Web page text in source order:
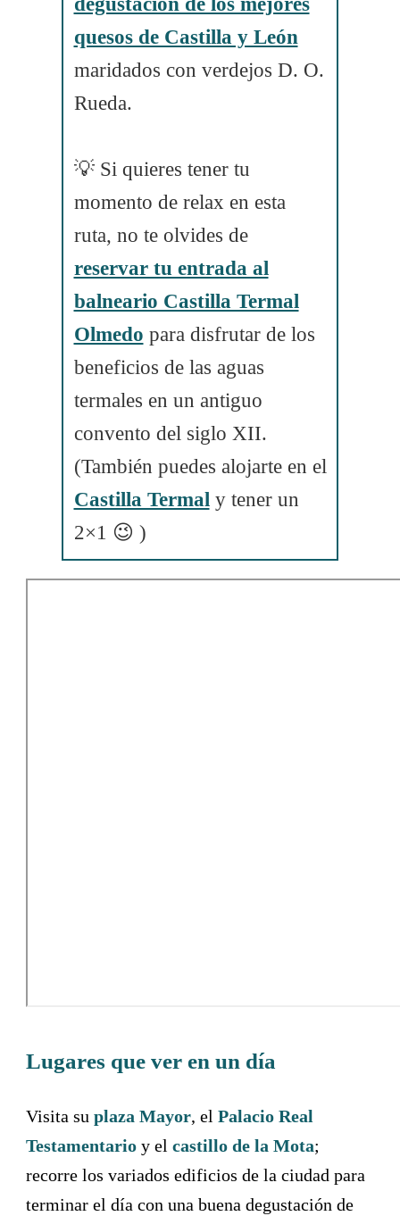
quesos de Castilla y León
maridados con verdejos D. O.
Rueda.
💡 Si quieres tener tu
momento de relax en esta
ruta, no te olvides de
reservar tu entrada al
balneario Castilla Termal
Olmedo para disfrutar de los
beneficios de las aguas
termales en un antiguo
convento del siglo XII.
(También puedes alojarte en el
Castilla Termal y tener un
2×1 😉 )
Lugares que ver en un día
Visita su plaza Mayor, el Palacio Real
Testamentario y el castillo de la Mota;
recorre los variados edificios de la ciudad para
terminar el día con una buena degustación de